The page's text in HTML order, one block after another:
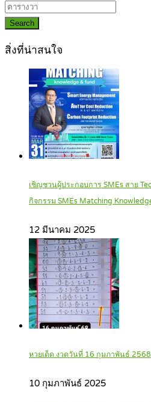
Search
สิ่งที่น่าสนใจ
เชิญชวนผู้ประกอบการ SMEs สาย
กิจกรรม SMEs Matching
12 มีนาคม 2025
หวยเด็ด งวดวันที่ 16 กุมภาพันธ์ 2568
10 กุมภาพันธ์ 2025